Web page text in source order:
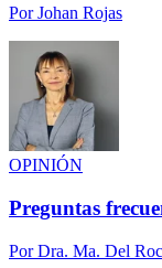
PorJohan Rojas
OPINIÓN
Preguntas
PorDra. Ma. Del